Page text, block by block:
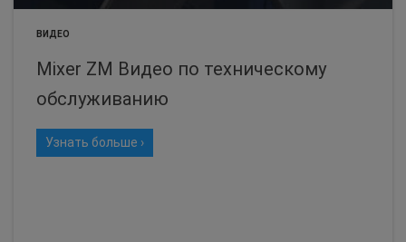
ВИДЕО
Mixer ZM Видео по техническому
обслуживанию
Узнать больше ›